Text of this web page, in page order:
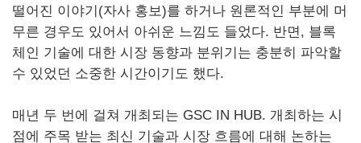
떨어진 이야기(자사 홍보)를 하거나 원론적인 부분에 머
무른 경우도 있어서 아쉬운 느낌도 들었다. 반면, 블록
체인 기술에 대한 시장 동향과 분위기는 충분히 파악할
수 있었던 소중한 시간이기도 했다.
매년 두 번에 걸쳐 개최되는 GSC IN HUB. 개최하는 시
점에 주목 받는 최신 기술과 시장 흐름에 대해 논하는